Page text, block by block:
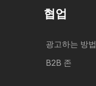
협업
광고하는 방법
B2B 존